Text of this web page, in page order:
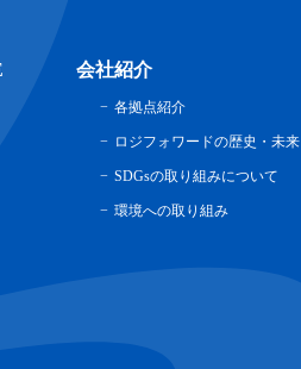
会社紹介
各拠点紹介
ロジフォワードの歴史・未来
SDGsの取り組みについて
環境への取り組み